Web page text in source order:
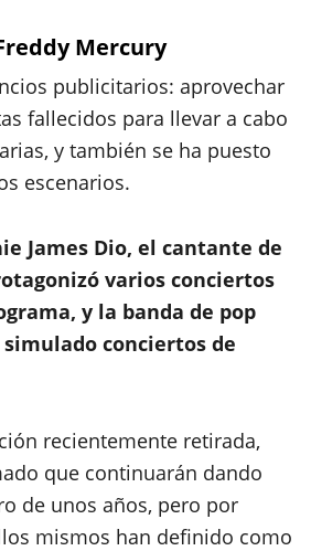
Mercury
publicitarios: aprovechar
fallecidos para llevar a cabo
y también se ha puesto
escenarios.
James Dio, el cantante de
varios conciertos
y la banda de pop
conciertos de
recientemente retirada,
que continuarán dando
de unos años, pero por
mismos han definido como